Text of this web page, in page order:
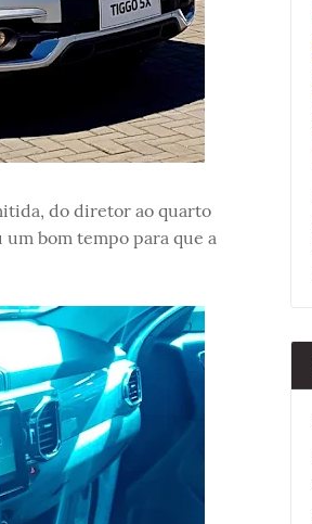
do diretor ao quarto
bom tempo para que a